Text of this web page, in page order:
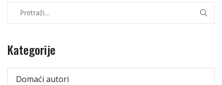
Kategorije
Domaći autori